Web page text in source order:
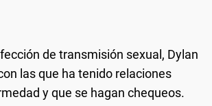
de transmisión sexual, Dylan
las que ha tenido relaciones
y que se hagan chequeos.